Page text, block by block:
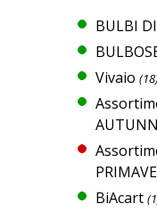
BULBI
Vivaio
BiAcart